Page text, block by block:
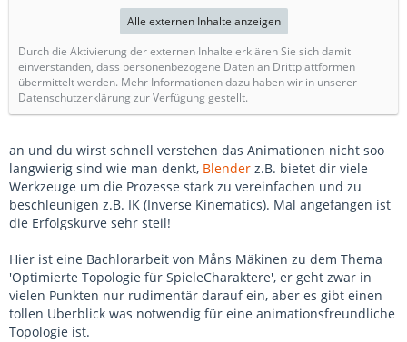
Alle externen Inhalte anzeigen
Durch die Aktivierung der externen Inhalte erklären Sie sich damit
einverstanden, dass personenbezogene Daten an Drittplattformen
übermittelt werden. Mehr Informationen dazu haben wir in unserer
Datenschutzerklärung zur Verfügung gestellt.
an und du wirst schnell verstehen das Animationen nicht soo
langwierig sind wie man denkt, Blender z.B. bietet dir viele
Werkzeuge um die Prozesse stark zu vereinfachen und zu
beschleunigen z.B. IK (Inverse Kinematics). Mal angefangen ist
die Erfolgskurve sehr steil!
Hier ist eine Bachlorarbeit von Måns Mäkinen zu dem Thema
'Optimierte Topologie für SpieleCharaktere', er geht zwar in
vielen Punkten nur rudimentär darauf ein, aber es gibt einen
tollen Überblick was notwendig für eine animationsfreundliche
Topologie ist.